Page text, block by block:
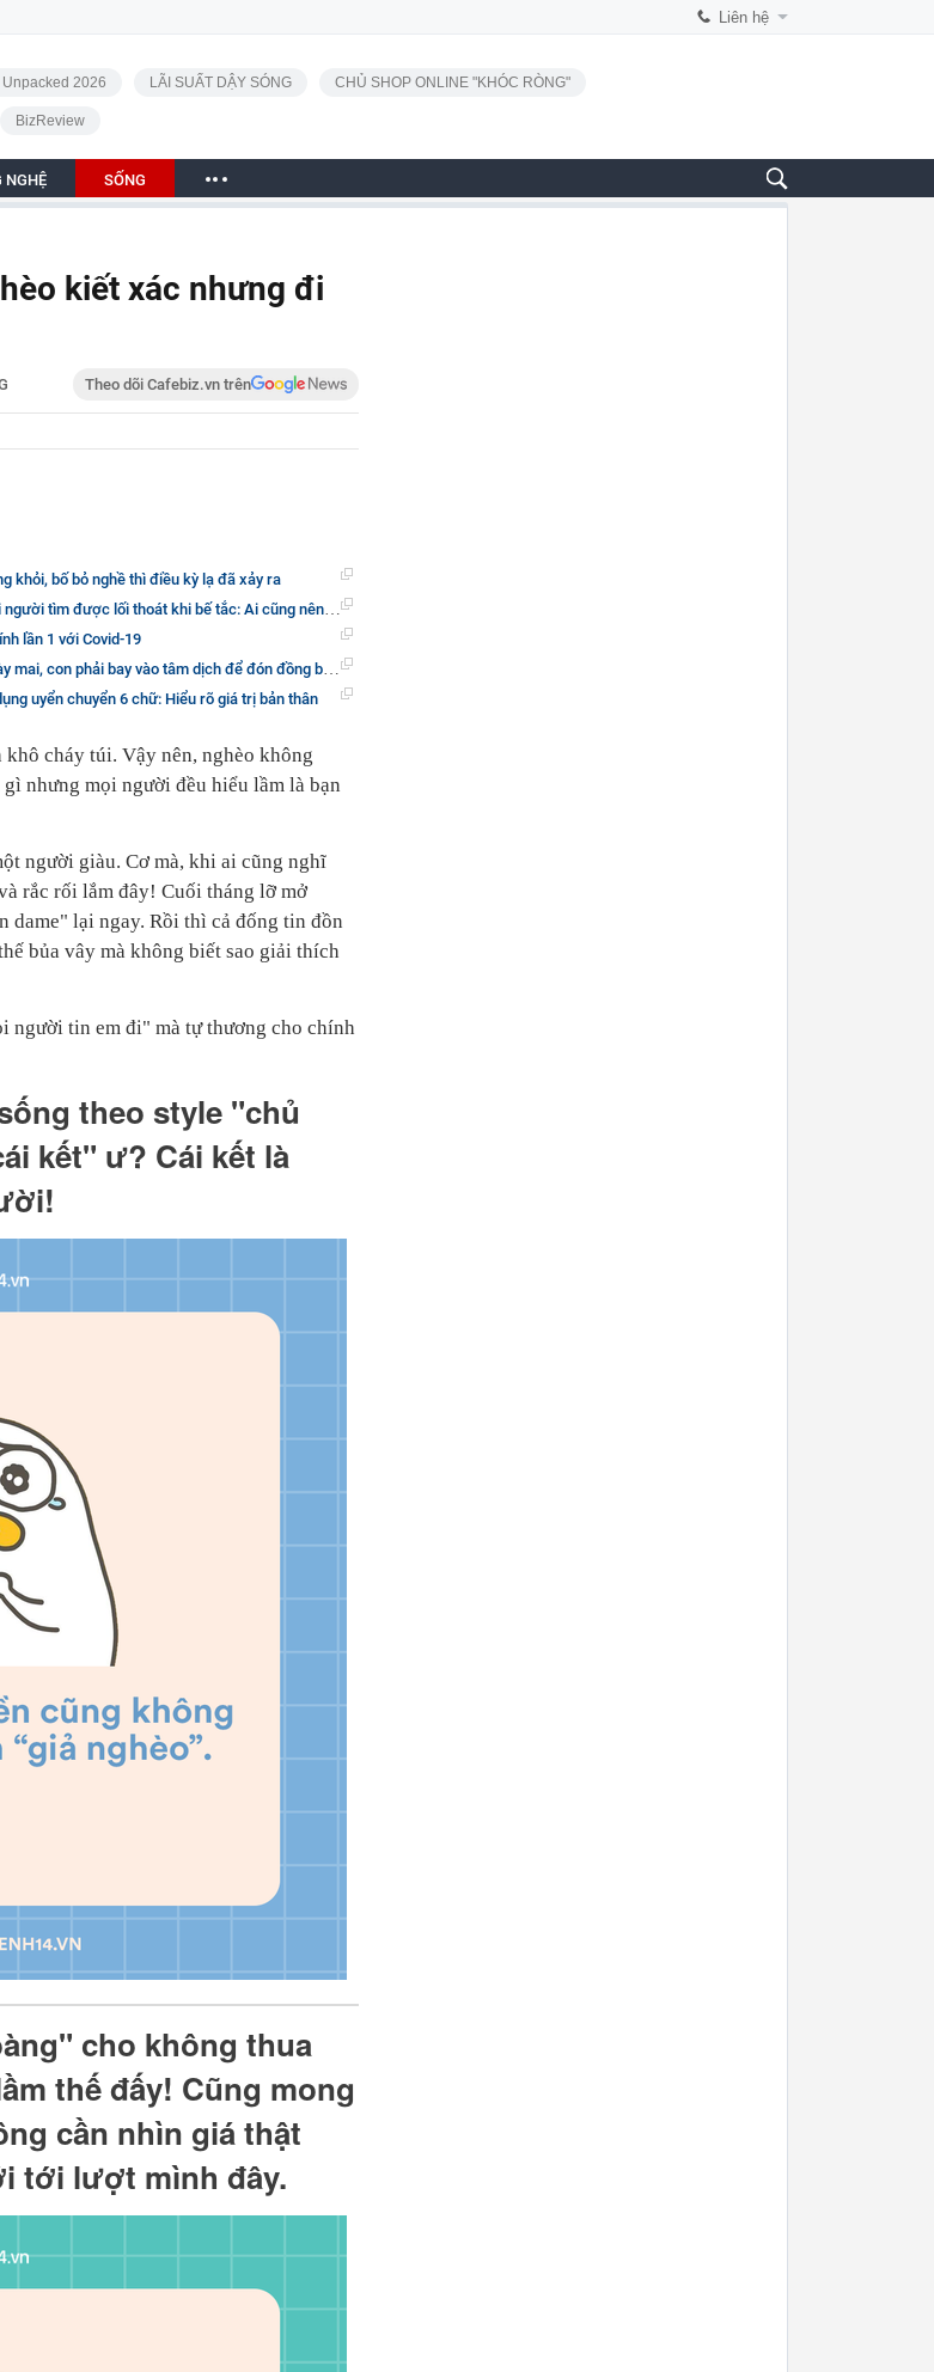
Liên hệ
2026 LÃI SUẤT DẬY SÓNG CHỦ SHOP ONLINE "KHÓC RÒNG"
BizReview
NGHỆ SỐNG
kiết xác nhưng đi
Theo dõi Cafebiz.vn trên
khỏi, bố bỏ nghề thì điều kỳ lạ đã xảy ra
tìm được lối thoát khi bế tắc: Ai cũng nên biết!
lần 1 với Covid-19
dịch để đón đồng bào trở về, ba mẹ muốn nói, ba mẹ tự hào về con..."
uyển chuyển 6 chữ: Hiểu rõ giá trị bản thân
cháy túi. Vậy nên, nghèo không
nhưng mọi người đều hiểu lầm là bạn
người giàu. Cơ mà, khi ai cũng nghĩ
rắc rối lắm đây! Cuối tháng lỡ mở
dame" lại ngay. Rồi thì cả đống tin đồn
bủa vây mà không biết sao giải thích
người tin em đi" mà tự thương cho chính
theo style "chủ
kết" ư? Cái kết là
cho không thua
thế đấy! Cũng mong
cần nhìn giá thật
tới lượt mình đây.